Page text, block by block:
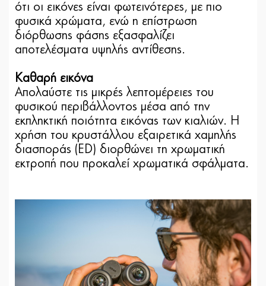
ότι οι εικόνες είναι φωτεινότερες, με πιο
φυσικά χρώματα, ενώ η επίστρωση
διόρθωσης φάσης εξασφαλίζει
αποτελέσματα υψηλής αντίθεσης.
Καθαρή εικόνα
Απολαύστε τις μικρές λεπτομέρειες του
φυσικού περιβάλλοντος μέσα από την
εκπληκτική ποιότητα εικόνας των κιαλιών. Η
χρήση του κρυστάλλου εξαιρετικά χαμηλής
διασποράς (ED) διορθώνει τη χρωματική
εκτροπή που προκαλεί χρωματικά σφάλματα.